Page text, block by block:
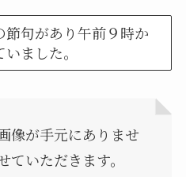
句があり午前９時か
ました。
像が手元にありませ
ていただきます。